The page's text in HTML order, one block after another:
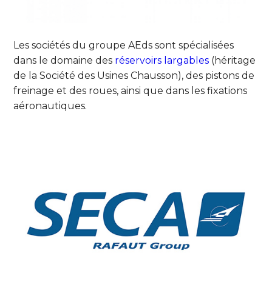
Les sociétés du groupe AEds sont spécialisées
dans le domaine des réservoirs largables (héritage
de la Société des Usines Chausson), des pistons de
freinage et des roues, ainsi que dans les fixations
aéronautiques.